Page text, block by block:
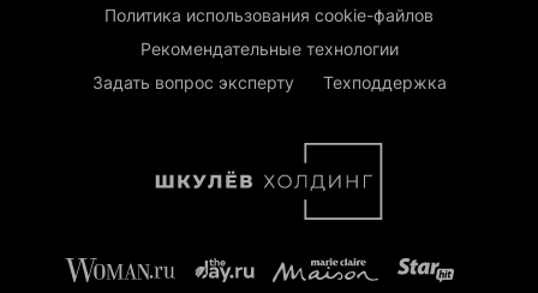
Политика использования cookie-файлов
Рекомендательные технологии
Задать вопрос эксперту
Техподдержка